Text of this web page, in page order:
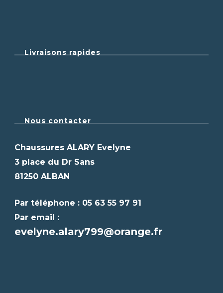
Livraisons rapides
Nous contacter
Chaussures ALARY Evelyne
3 place du Dr Sans
81250 ALBAN
Par téléphone : 05 63 55 97 91
Par email :
evelyne.alary799@orange.fr